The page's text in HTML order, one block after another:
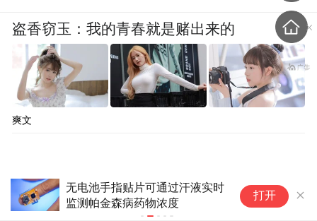
无电池手指贴片可通过汗液实时
监测帕金森病药物浓度
打开
盗香窃玉：我的青春就是赌出来的
爽文